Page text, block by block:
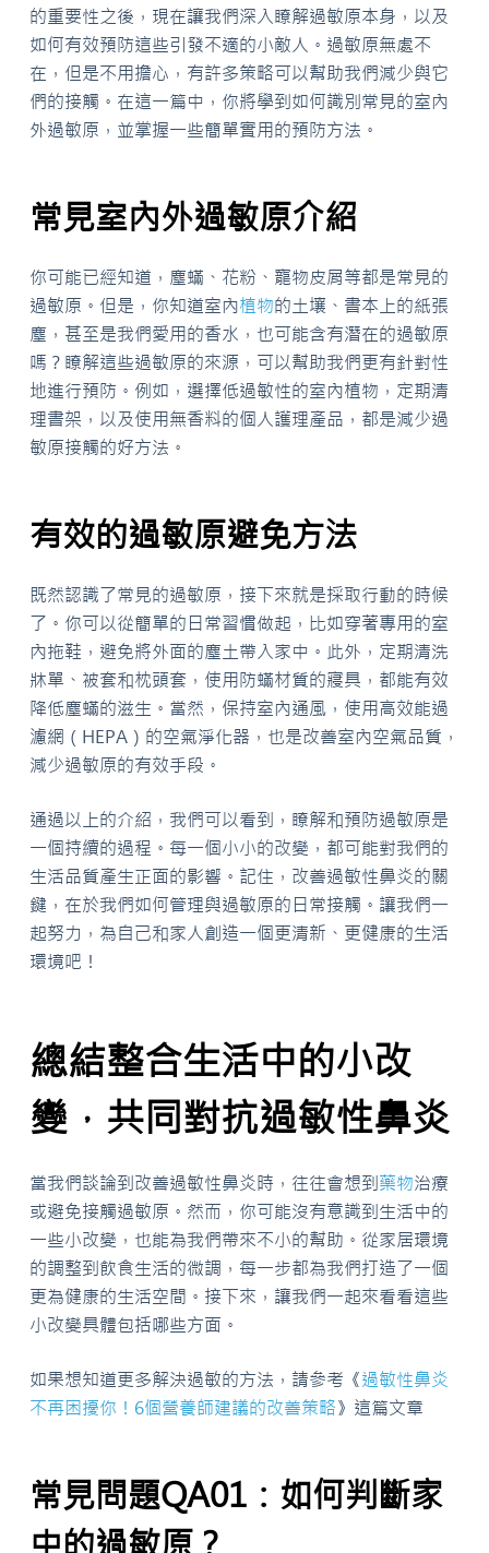
的重要性之後，現在讓我們深入瞭解過敏原本身，以及
如何有效預防這些引發不適的小敵人。過敏原無處不
在，但是不用擔心，有許多策略可以幫助我們減少與它
們的接觸。在這一篇中，你將學到如何識別常見的室內
外過敏原，並掌握一些簡單實用的預防方法。
常見室內外過敏原介紹
你可能已經知道，塵蟎、花粉、寵物皮屑等都是常見的
過敏原。但是，你知道室內植物的土壤、書本上的紙張
塵，甚至是我們愛用的香水，也可能含有潛在的過敏原
嗎？瞭解這些過敏原的來源，可以幫助我們更有針對性
地進行預防。例如，選擇低過敏性的室內植物，定期清
理書架，以及使用無香料的個人護理產品，都是減少過
敏原接觸的好方法。
有效的過敏原避免方法
既然認識了常見的過敏原，接下來就是採取行動的時候
了。你可以從簡單的日常習慣做起，比如穿著專用的室
內拖鞋，避免將外面的塵土帶入家中。此外，定期清洗
牀單、被套和枕頭套，使用防蟎材質的寢具，都能有效
降低塵蟎的滋生。當然，保持室內通風，使用高效能過
濾網（HEPA）的空氣淨化器，也是改善室內空氣品質，
減少過敏原的有效手段。
通過以上的介紹，我們可以看到，瞭解和預防過敏原是
一個持續的過程。每一個小小的改變，都可能對我們的
生活品質產生正面的影響。記住，改善過敏性鼻炎的關
鍵，在於我們如何管理與過敏原的日常接觸。讓我們一
起努力，為自己和家人創造一個更清新、更健康的生活
環境吧！
總結整合生活中的小改
變，共同對抗過敏性鼻炎
當我們談論到改善過敏性鼻炎時，往往會想到藥物治療
或避免接觸過敏原。然而，你可能沒有意識到生活中的
一些小改變，也能為我們帶來不小的幫助。從家居環境
的調整到飲食生活的微調，每一步都為我們打造了一個
更為健康的生活空間。接下來，讓我們一起來看看這些
小改變具體包括哪些方面。
如果想知道更多解決過敏的方法，請參考《過敏性鼻炎
不再困擾你！6個營養師建議的改善策略》這篇文章
常見問題QA01：如何判斷家
中的過敏原？